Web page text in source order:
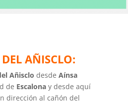
AÑISCLO:
Añisclo desde Aínsa
de Escalonay desde aquí
dirección al cañón del